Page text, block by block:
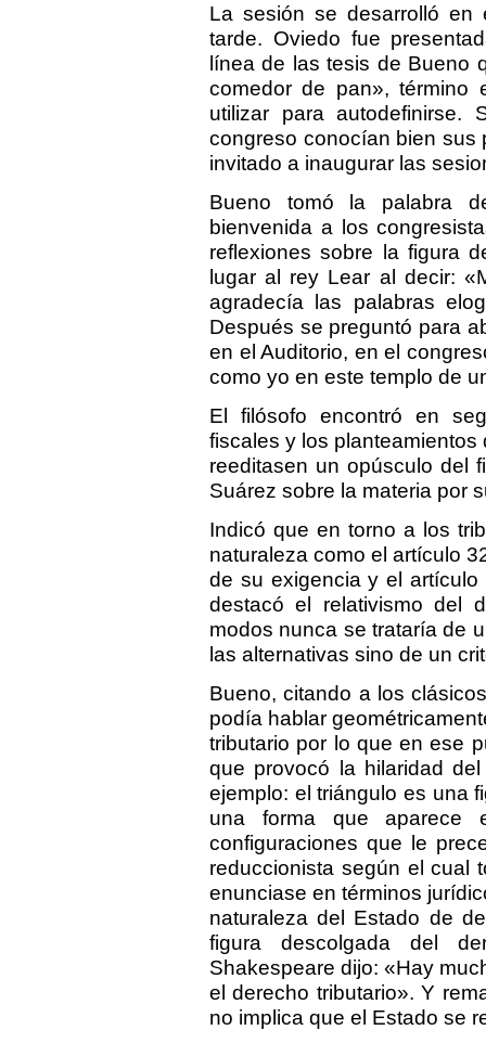
La sesión se desarrolló
tarde. Oviedo fue
línea de las tesis de Bueno
comedor de pan», término
utilizar para autodefinirse.
congreso conocían bien sus
invitado a inaugurar las
Bueno tomó la palabra
bienvenida a los
reflexiones sobre la figura
lugar al rey Lear al decir:
agradecía las palabras
Después se preguntó para
en el Auditorio, en el
como yo en este templo de
El filósofo encontró en
fiscales y los
reeditasen un opúsculo del
Suárez sobre la materia por
Indicó que en torno a los
naturaleza como el artículo
de su exigencia y el
destacó el relativismo del
modos nunca se trataría de
las alternativas sino de un
Bueno, citando a los
podía hablar
tributario por lo que en ese
que provocó la hilaridad
ejemplo: el triángulo es una
una forma que aparece
configuraciones que le
reduccionista según el cual
enunciase en términos
naturaleza del Estado de
figura descolgada del
Shakespeare dijo: «Hay
el derecho tributario». Y
no implica que el Estado se